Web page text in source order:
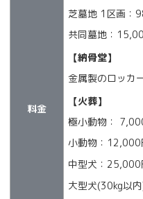
料金
芝墓地 1区画：
共同墓地：
【納骨堂】
金属製のロッカ
【火葬】
極小動物：
小動物：12,000
中型犬：25,000
大型犬(30kg以